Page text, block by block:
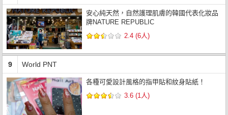
安心純天然，自然護理肌膚的韓國代表化妝品
牌NATURE REPUBLIC
2.4 (6人)
9 World PNT
各種可愛設計風格的指甲貼和紋身貼紙！
3.6 (1人)